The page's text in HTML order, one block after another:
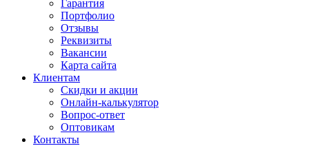
Гарантия
Портфолио
Отзывы
Реквизиты
Вакансии
Карта сайта
Клиентам
Скидки и акции
Онлайн-калькулятор
Вопрос-ответ
Оптовикам
Контакты